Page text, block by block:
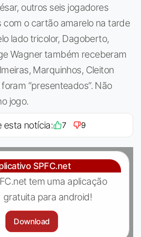
outros seis jogadores
o cartão amarelo na tarde
lado tricolor, Dagoberto,
Wagner também receberam
Marquinhos, Cleiton
“presenteados”. Não
jogo.
esta notícia: 7 9
SPFC.net
tem uma aplicação
gratuita para android!
Download